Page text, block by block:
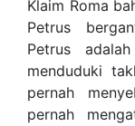
Klaim Roma
Petrus
Petrus
menduduki
pernah
pernah